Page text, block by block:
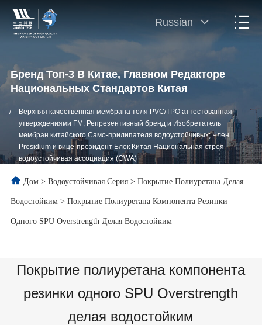
Russian
Бренд Топ-3 В Китае, Главном Редакторе
Национальных Стандартов Китая
/
Верхняя качественная мембрана толя PVC/TPO аттестованная
утверждениями FM; Репрезентивный бренд и Изобретатель
мембран китайского Само-прилипателя водоустойчивых; Член
Presidium и вице-президент Блок Китая Национальная строя
водоустойчивая ассоциация (CWA)
Дом > Водоустойчивая Серия > Покрытие Полиуретана Делая
Водостойким > Покрытие Полиуретана Компонента Резинки
Одного SPU Overstrength Делая Водостойким
Покрытие полиуретана компонента
резинки одного SPU Overstrength
делая водостойким